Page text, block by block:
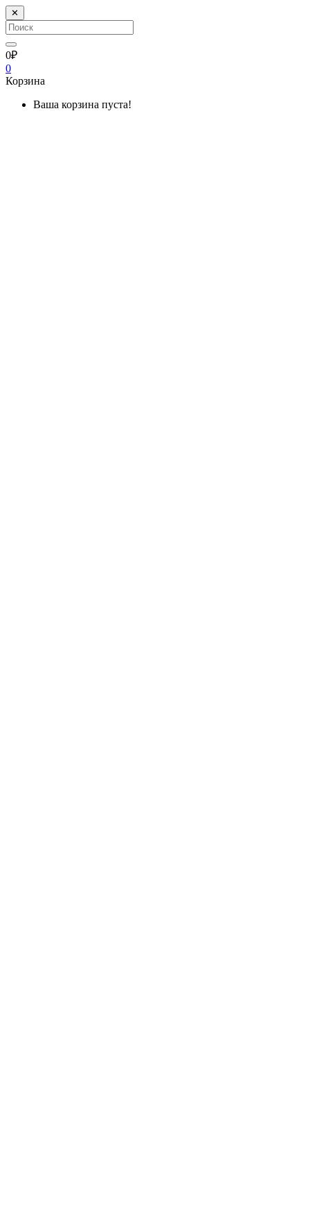
✕
0₽
0
Корзина
Ваша корзина пуста!